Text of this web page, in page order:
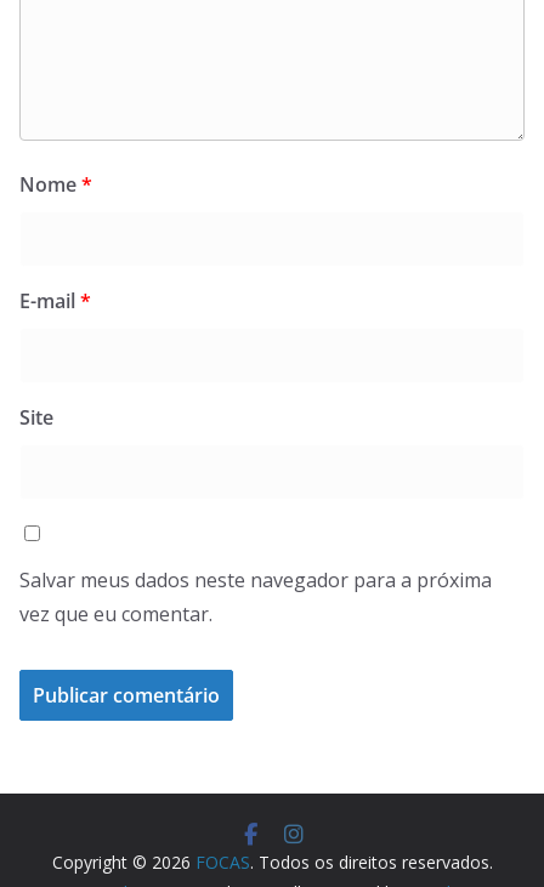
Nome*
E-mail*
Site
Salvar meus dados neste navegador para a próxima
vez que eu comentar.
Copyright © 2026 FOCAS. Todos os direitos reservados.